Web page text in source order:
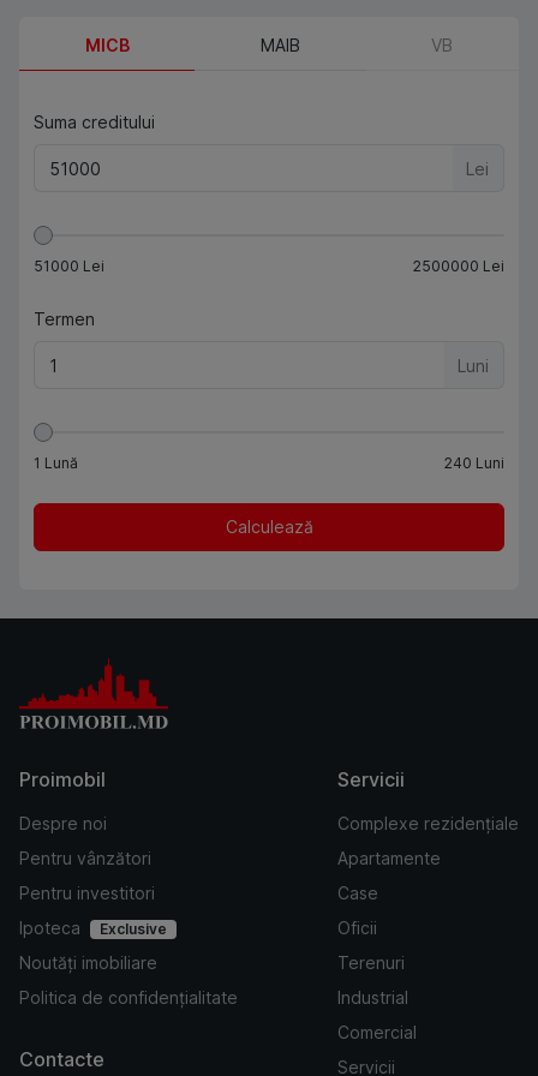
MICB MAIB VB
Suma creditului
Lei
51000 Lei 2500000 Lei
Termen
Luni
1 Lună 240 Luni
Calculează
Proimobil
Despre noi
Pentru vânzători
Pentru investitori
Ipoteca
Exclusive
Noutăți imobiliare
Politica de confidențialitate
Servicii
Complexe rezidențiale
Apartamente
Case
Oficii
Terenuri
Industrial
Comercial
Servicii
Contacte